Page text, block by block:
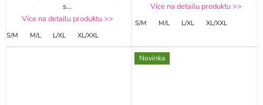
s...
Více na detailu produktu >>
S/M M/L L/XL XL/XXL
Více na detailu produktu >>
S/M M/L L/XL XL/XXL
Novinka